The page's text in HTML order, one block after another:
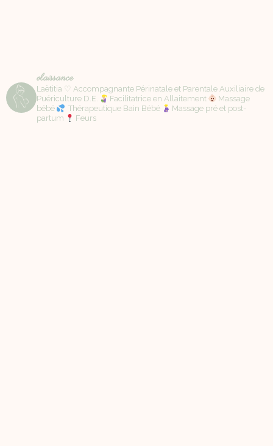
olaissance
Laëtitia ♡ Accompagnante Périnatale et Parentale Auxiliaire de
Puériculture D.E.
Facilitatrice en Allaitement
Massage
bébé
Thérapeutique Bain Bébé
Massage pré et post-
partum
Feurs